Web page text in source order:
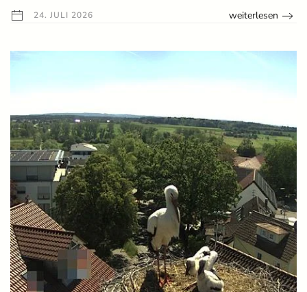
24. JULI 2026 weiterlesen